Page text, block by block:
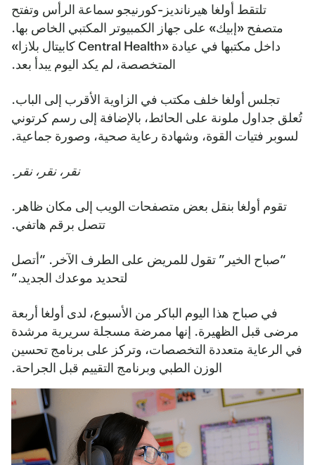
تلتقط أولغا هيرنانديز-كورنيجو سماعة الرأس وتفتح
متصفح «إبيك» على جهاز الكمبيوتر المكتبي الخاص بها.
داخل مكتبها في عيادة «Central Health كابيتال بلازا»
المتخصصة، لم يكد اليوم يبدأ بعد.
تجلس أولغا خلف مكتب في الزاوية الأقرب إلى الباب.
تُعلق جداول ملونة على الحائط، بالإضافة إلى رسم كرتوني
لسوبر فتيات القوة، وشهادة رعاية صحية، وصورة جماعية.
نقر، نقر، نقر.
تقوم أولغا بنقل بعض متصفحات الويب إلى مكان ظاهر.
تتصل برقم هاتفي.
“صباح الخير” تقول للمريض على الطرف الآخر. “أتصل
لتحديد موعدك الجديد.”
في صباح هذا اليوم الباكر من الأسبوع، لدى أولغا أربعة
مرضى قبل الظهيرة. إنها ممرضة مسجلة سريرية مرشدة
في الرعاية متعددة التخصصات، وتركز على برنامج تحسين
الوزن الطبي وبرنامج التقييم قبل الجراحة.